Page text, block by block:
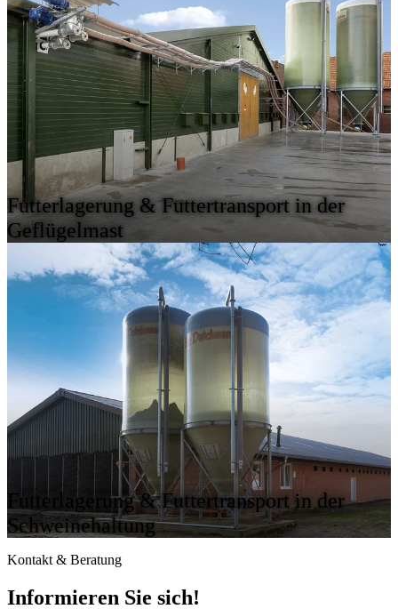
Futterlagerung & Futtertransport in der
Geflügelmast
Futterlagerung & Futtertransport in der
Schweinehaltung
Kontakt & Beratung
Informieren Sie sich!